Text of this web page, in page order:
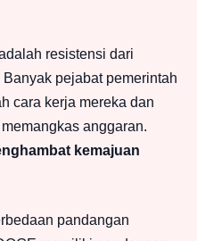
resistensi dari
pejabat pemerintah
cara kerja mereka dan
anggaran.
kemajuan
pandangan